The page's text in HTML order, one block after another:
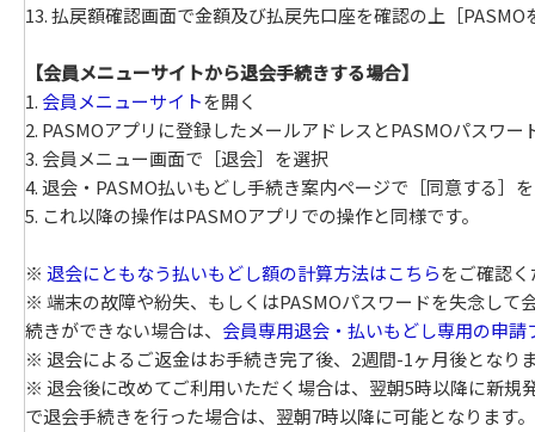
13. 払戻額確認画面で金額及び払戻先口座を確認の上［
【会員メニューサイトから退会手続きする場合】
1. 会員メニューサイトを開く
2. PASMOアプリに登録したメールアドレスとPASMOパスワー
3. 会員メニュー画面で［退会］を選択
4. 退会・PASMO払いもどし手続き案内ページで［同意する］
5. これ以降の操作はPASMOアプリでの操作と同様です。
※ 退会にともなう払いもどし額の計算方法はこちらをご確認
※ 端末の故障や紛失、もしくはPASMOパスワードを失念し
続きができない場合は、 会員専用退会・払いもどし専用の申請
※ 退会によるご返金はお手続き完了後、2週間-1ヶ月後となり
※ 退会後に改めてご利用いただく場合は、翌朝5時以降に新
で退会手続きを行った場合は、翌朝7時以降に可能となります。